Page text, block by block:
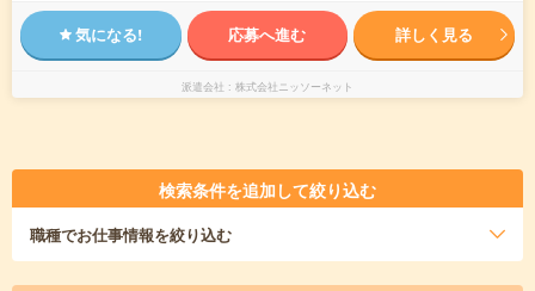
気になる! 応募へ進む 詳しく見る
派遣会社 株式会社ニッソーネット
検索条件を追加して絞り込む
職種でお仕事情報を絞り込む